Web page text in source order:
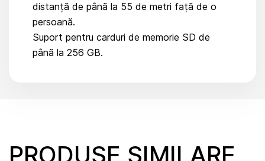
distanță de până la 55 de metri față de o
persoană.
Suport pentru carduri de memorie SD de
până la 256 GB.
PRODUSE SIMILARE